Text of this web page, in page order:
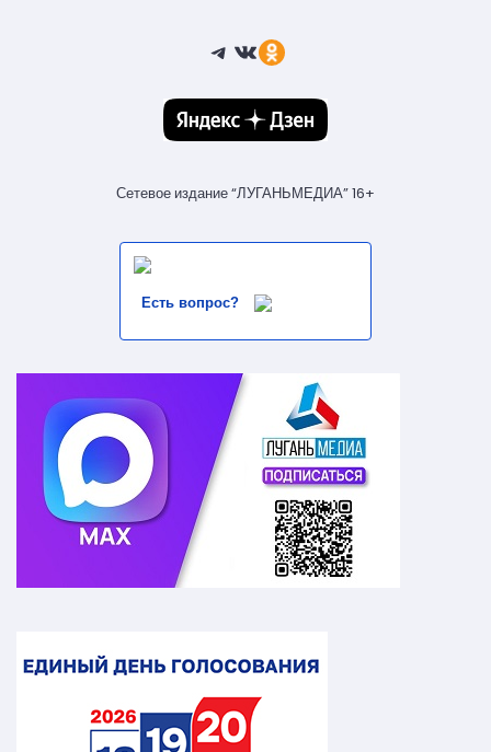
Telegram
ВКонтакте
Ссылка
Сетевое издание “ЛУГАНЬМЕДИА” 16+
Есть вопрос?